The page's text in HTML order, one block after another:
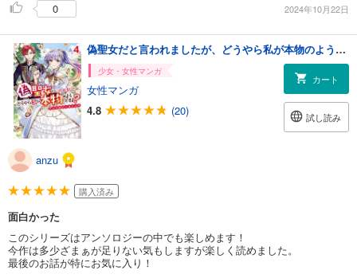
0 2024年10月22日
偽聖女だと言われましたが、どうやら私が本物のようですよ？ アンソロジーコミック: 4
少女・女性マンガ
女性マンガ
4.8
(20)
カート
試し読み
anzu
購入済み
面白かった
このシリーズはアンソロジーの中でも楽しめます！
今作は多少ざまぁが足りない気もしますが楽しく読めました。
最後のお話が特にお気に入り！